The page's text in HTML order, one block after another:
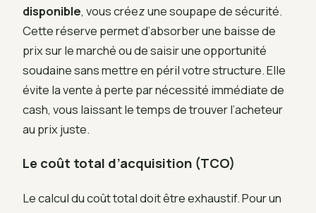
disponible, vous créez une soupape de sécurité.
Cette réserve permet d’absorber une baisse de
prix sur le marché ou de saisir une opportunité
soudaine sans mettre en péril votre structure. Elle
évite la vente à perte par nécessité immédiate de
cash, vous laissant le temps de trouver l’acheteur
au prix juste.
Le coût total d’acquisition (TCO)
Le calcul du coût total doit être exhaustif. Pour un